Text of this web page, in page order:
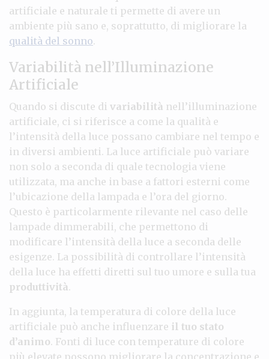
artificiale e naturale ti permette di avere un
ambiente più sano e, soprattutto, di migliorare la
qualità del sonno.
Variabilità nell’Illuminazione
Artificiale
Quando si discute di variabilità nell’illuminazione
artificiale, ci si riferisce a come la qualità e
l’intensità della luce possano cambiare nel tempo e
in diversi ambienti. La luce artificiale può variare
non solo a seconda di quale tecnologia viene
utilizzata, ma anche in base a fattori esterni come
l’ubicazione della lampada e l’ora del giorno.
Questo è particolarmente rilevante nel caso delle
lampade dimmerabili, che permettono di
modificare l’intensità della luce a seconda delle
esigenze. La possibilità di controllare l’intensità
della luce ha effetti diretti sul tuo umore e sulla tua
produttività.
In aggiunta, la temperatura di colore della luce
artificiale può anche influenzare il tuo stato
d’animo. Fonti di luce con temperature di colore
più elevate possono migliorare la concentrazione e